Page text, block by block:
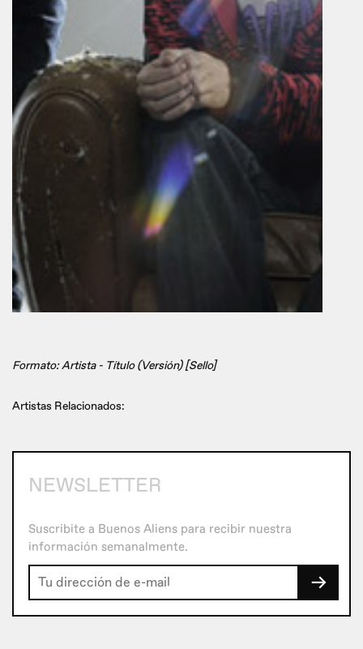
Formato: Artista - Título (Versión) [Sello]
Artistas Relacionados:
NEWSLETTER
Suscribite a Buenos Aliens para recibir nuestra
información semanalmente.
→